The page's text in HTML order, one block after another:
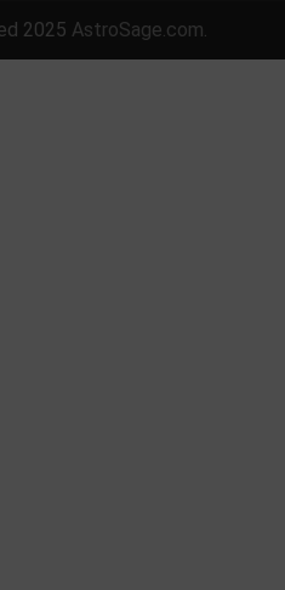
2025 AstroSage.com